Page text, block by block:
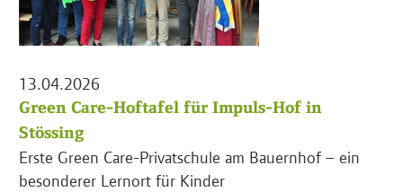
13.04.2026
Green Care-Hoftafel für Impuls-Hof in
Stössing
Erste Green Care-Privatschule am Bauernhof – ein
besonderer Lernort für Kinder